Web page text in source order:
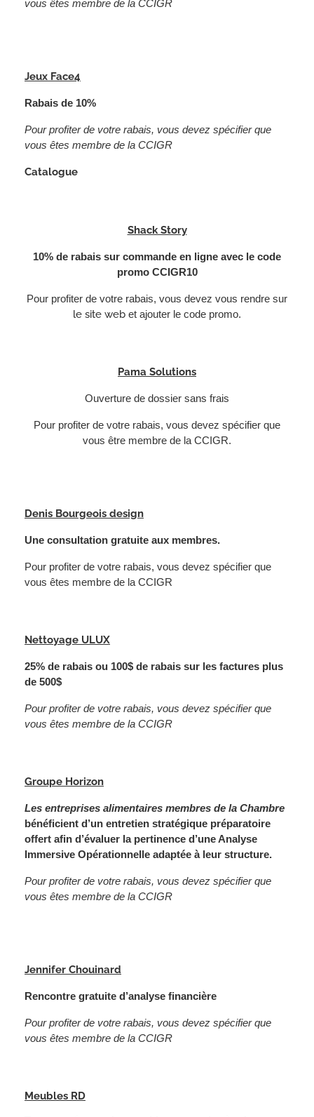
vous êtes membre de la CCIGR
Jeux Face4
Rabais de 10%
Pour profiter de votre rabais, vous devez spécifier que
vous êtes membre de la CCIGR
Catalogue
Shack Story
10% de rabais sur commande en ligne avec le code
promo CCIGR10
Pour profiter de votre rabais, vous devez vous rendre sur
le site web et ajouter le code promo.
Pama Solutions
Ouverture de dossier sans frais
Pour profiter de votre rabais, vous devez spécifier que
vous être membre de la CCIGR.
Denis Bourgeois design
Une consultation gratuite aux membres.
Pour profiter de votre rabais, vous devez spécifier que
vous êtes membre de la CCIGR
Nettoyage ULUX
25% de rabais ou 100$ de rabais sur les factures plus
de 500$
Pour profiter de votre rabais, vous devez spécifier que
vous êtes membre de la CCIGR
Groupe Horizon
Les entreprises alimentaires membres de la Chambre
bénéficient d’un entretien stratégique préparatoire
offert afin d’évaluer la pertinence d’une Analyse
Immersive Opérationnelle adaptée à leur structure.
Pour profiter de votre rabais, vous devez spécifier que
vous êtes membre de la CCIGR
Jennifer Chouinard
Rencontre gratuite d’analyse financière
Pour profiter de votre rabais, vous devez spécifier que
vous êtes membre de la CCIGR
Meubles RD